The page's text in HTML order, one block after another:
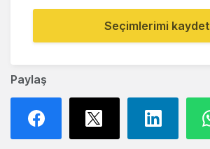
Paylaş
Seçimlerimi kaydet